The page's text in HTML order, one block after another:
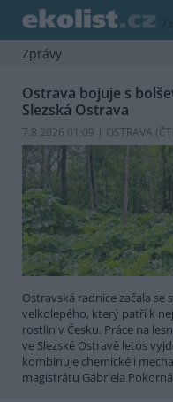
/
Zprávy
Ostrava bojuje s
Slezská Ostrava
7.8.2026 01:09 | OSTRAVA (
Ostravská radnice začala
velkolepého, který patří k
rostlin v Česku. Práce na
ve Slezské Ostravě letos
kombinuje chemické i
magistrátu Gabriela